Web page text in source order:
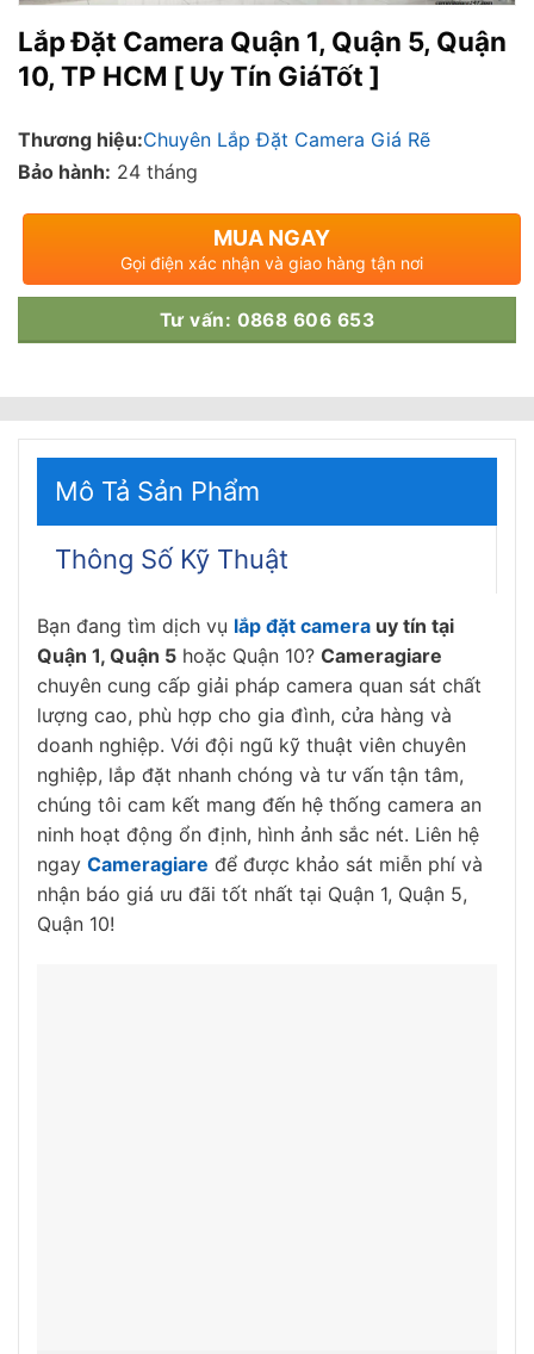
Lắp Đặt Camera Quận 1, Quận 5, Quận
10, TP HCM [ Uy Tín GiáTốt ]
Thương hiệu:Chuyên Lắp Đặt Camera Giá Rẽ
Bảo hành: 24 tháng
MUA NGAY
Gọi điện xác nhận và giao hàng tận nơi
Tư vấn: 0868 606 653
Mô Tả Sản Phẩm
Thông Số Kỹ Thuật
Bạn đang tìm dịch vụ lắp đặt camera uy tín tại
Quận 1, Quận 5 hoặc Quận 10? Cameragiare
chuyên cung cấp giải pháp camera quan sát chất
lượng cao, phù hợp cho gia đình, cửa hàng và
doanh nghiệp. Với đội ngũ kỹ thuật viên chuyên
nghiệp, lắp đặt nhanh chóng và tư vấn tận tâm,
chúng tôi cam kết mang đến hệ thống camera an
ninh hoạt động ổn định, hình ảnh sắc nét. Liên hệ
ngay Cameragiare để được khảo sát miễn phí và
nhận báo giá ưu đãi tốt nhất tại Quận 1, Quận 5,
Quận 10!